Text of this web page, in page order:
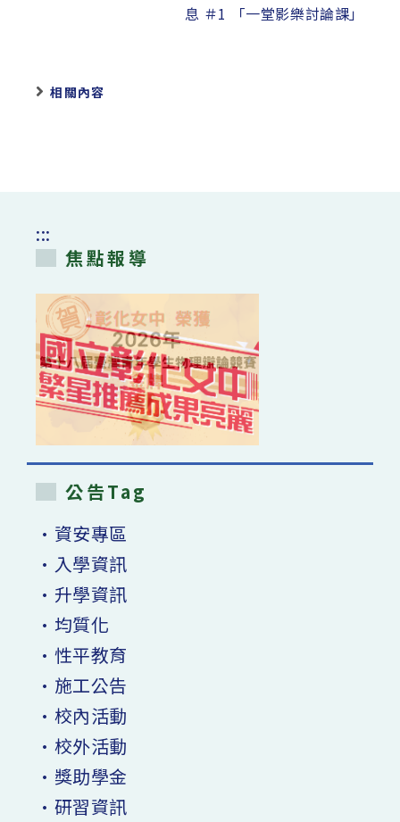
息 ＃1 「一堂影樂討論課」
相關內容
:::
焦點報導
公告Tag
•資安專區
•入學資訊
•升學資訊
•均質化
•性平教育
•施工公告
•校內活動
•校外活動
•獎助學金
•研習資訊